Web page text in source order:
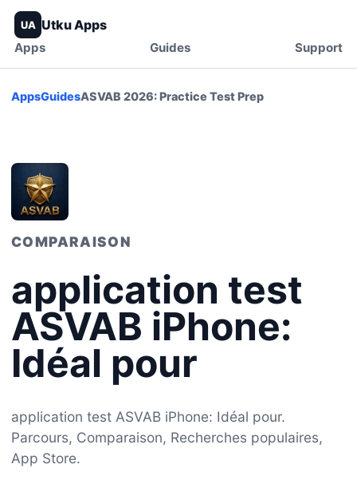
UA Utku Apps
Apps Guides Support
AppsGuidesASVAB 2026: Practice Test Prep
COMPARAISON
application test
ASVAB iPhone:
Idéal pour
application test ASVAB iPhone: Idéal pour.
Parcours, Comparaison, Recherches populaires,
App Store.